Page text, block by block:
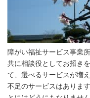
障がい福祉サービス事業
共に相談役としてお招き
て、選べるサービスが増
不足のサービスはありま